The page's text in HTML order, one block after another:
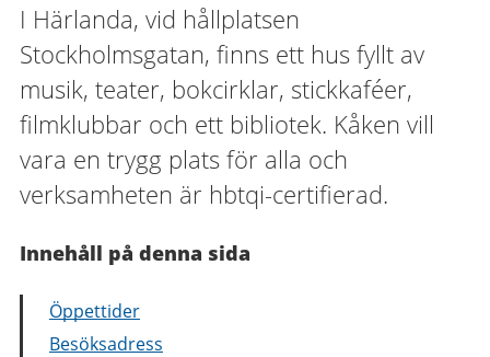
I Härlanda, vid hållplatsen
Stockholmsgatan, finns ett hus fyllt av
musik, teater, bokcirklar, stickkaféer,
filmklubbar och ett bibliotek. Kåken vill
vara en trygg plats för alla och
verksamheten är hbtqi-certifierad.
Innehåll på denna sida
Öppettider
Besöksadress